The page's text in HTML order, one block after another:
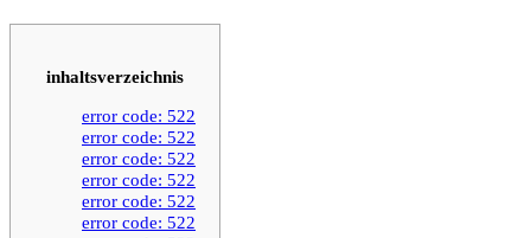
inhaltsverzeichnis
error code: 522
error code: 522
error code: 522
error code: 522
error code: 522
error code: 522